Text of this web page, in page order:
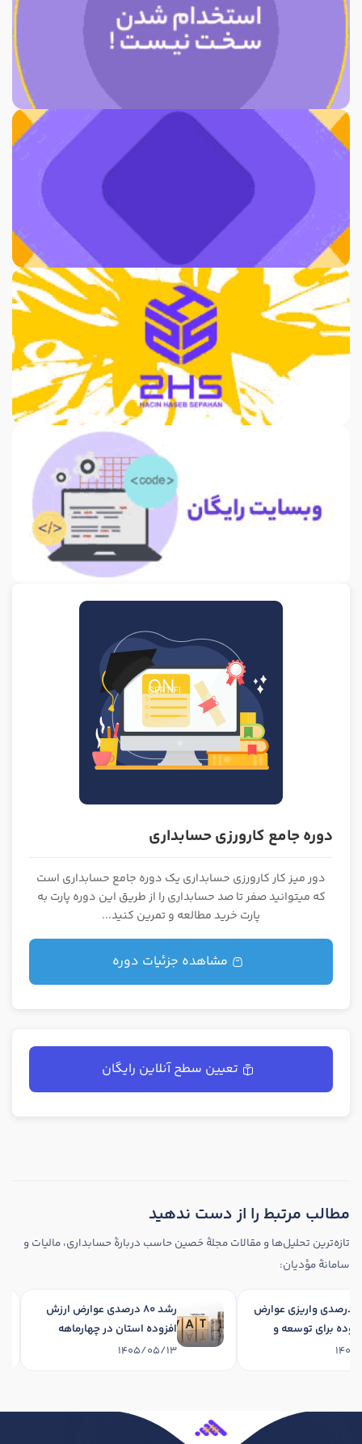
دوره جامع کارورزی حسابداری
دور میز کار کارورزی حسابداری یک دوره جامع حسابداری است
که میتوانید صفر تا صد حسابداری را از طریق این دوره پارت به
پارت خرید مطالعه و تمرین کنید...
مشاهده جزئیات دوره
تعیین سطح آنلاین رایگان
مطالب مرتبط را از دست ندهید
تازه‌ترین تحلیل‌ها و مقالات مجلهٔ حَصین حاسب دربارهٔ حسابداری، مالیات و
سامانهٔ مؤدیان:
رشد 34 درصدی واریزی عوارض
افزوده برای توسعه و
استان در چهارماهه
1405/
رشد 80 درصدی عوارض ارزش
افزوده استان در چهارماهه
نخست 1405
1405/05/13